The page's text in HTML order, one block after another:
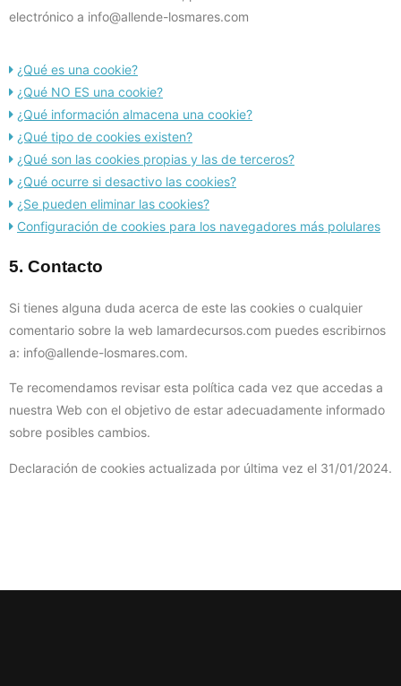
electrónico a info@allende-losmares.com
¿Qué es una cookie?
¿Qué NO ES una cookie?
¿Qué información almacena una cookie?
¿Qué tipo de cookies existen?
¿Qué son las cookies propias y las de terceros?
¿Qué ocurre si desactivo las cookies?
¿Se pueden eliminar las cookies?
Configuración de cookies para los navegadores más polulares
5. Contacto
Si tienes alguna duda acerca de este las cookies o cualquier
comentario sobre la web lamardecursos.com puedes escribirnos
a: info@allende-losmares.com.
Te recomendamos revisar esta política cada vez que accedas a
nuestra Web con el objetivo de estar adecuadamente informado
sobre posibles cambios.
Declaración de cookies actualizada por última vez el 31/01/2024.